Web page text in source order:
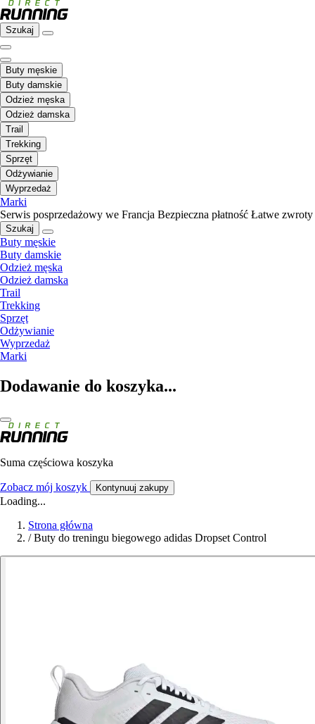
Szukaj
Buty męskie
Buty damskie
Odzież męska
Odzież damska
Trail
Trekking
Sprzęt
Odżywianie
Wyprzedaż
Marki
Serwis posprzedażowy we Francja Bezpieczna płatność Łatwe zwroty
Szukaj
Buty męskie
Buty damskie
Odzież męska
Odzież damska
Trail
Trekking
Sprzęt
Odżywianie
Wyprzedaż
Marki
Dodawanie do koszyka...
Suma częściowa koszyka
Zobacz mój koszyk Kontynuuj zakupy
Loading...
Strona główna
/ Buty do treningu biegowego adidas Dropset Control